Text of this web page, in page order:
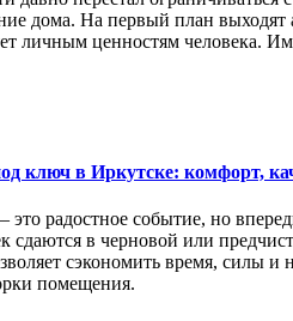
дома. На первый план выходят
личным ценностям
ключ в Иркутске: комфорт,
радостное событие, но
сдаются в черновой или
сэкономить время, силы
помещения.